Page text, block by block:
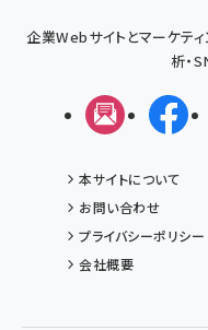
企業Webサイトとマーケテ
析・
メルマガ
本サイトについて
お問い合わせ
プライバシーポリシー
会社概要